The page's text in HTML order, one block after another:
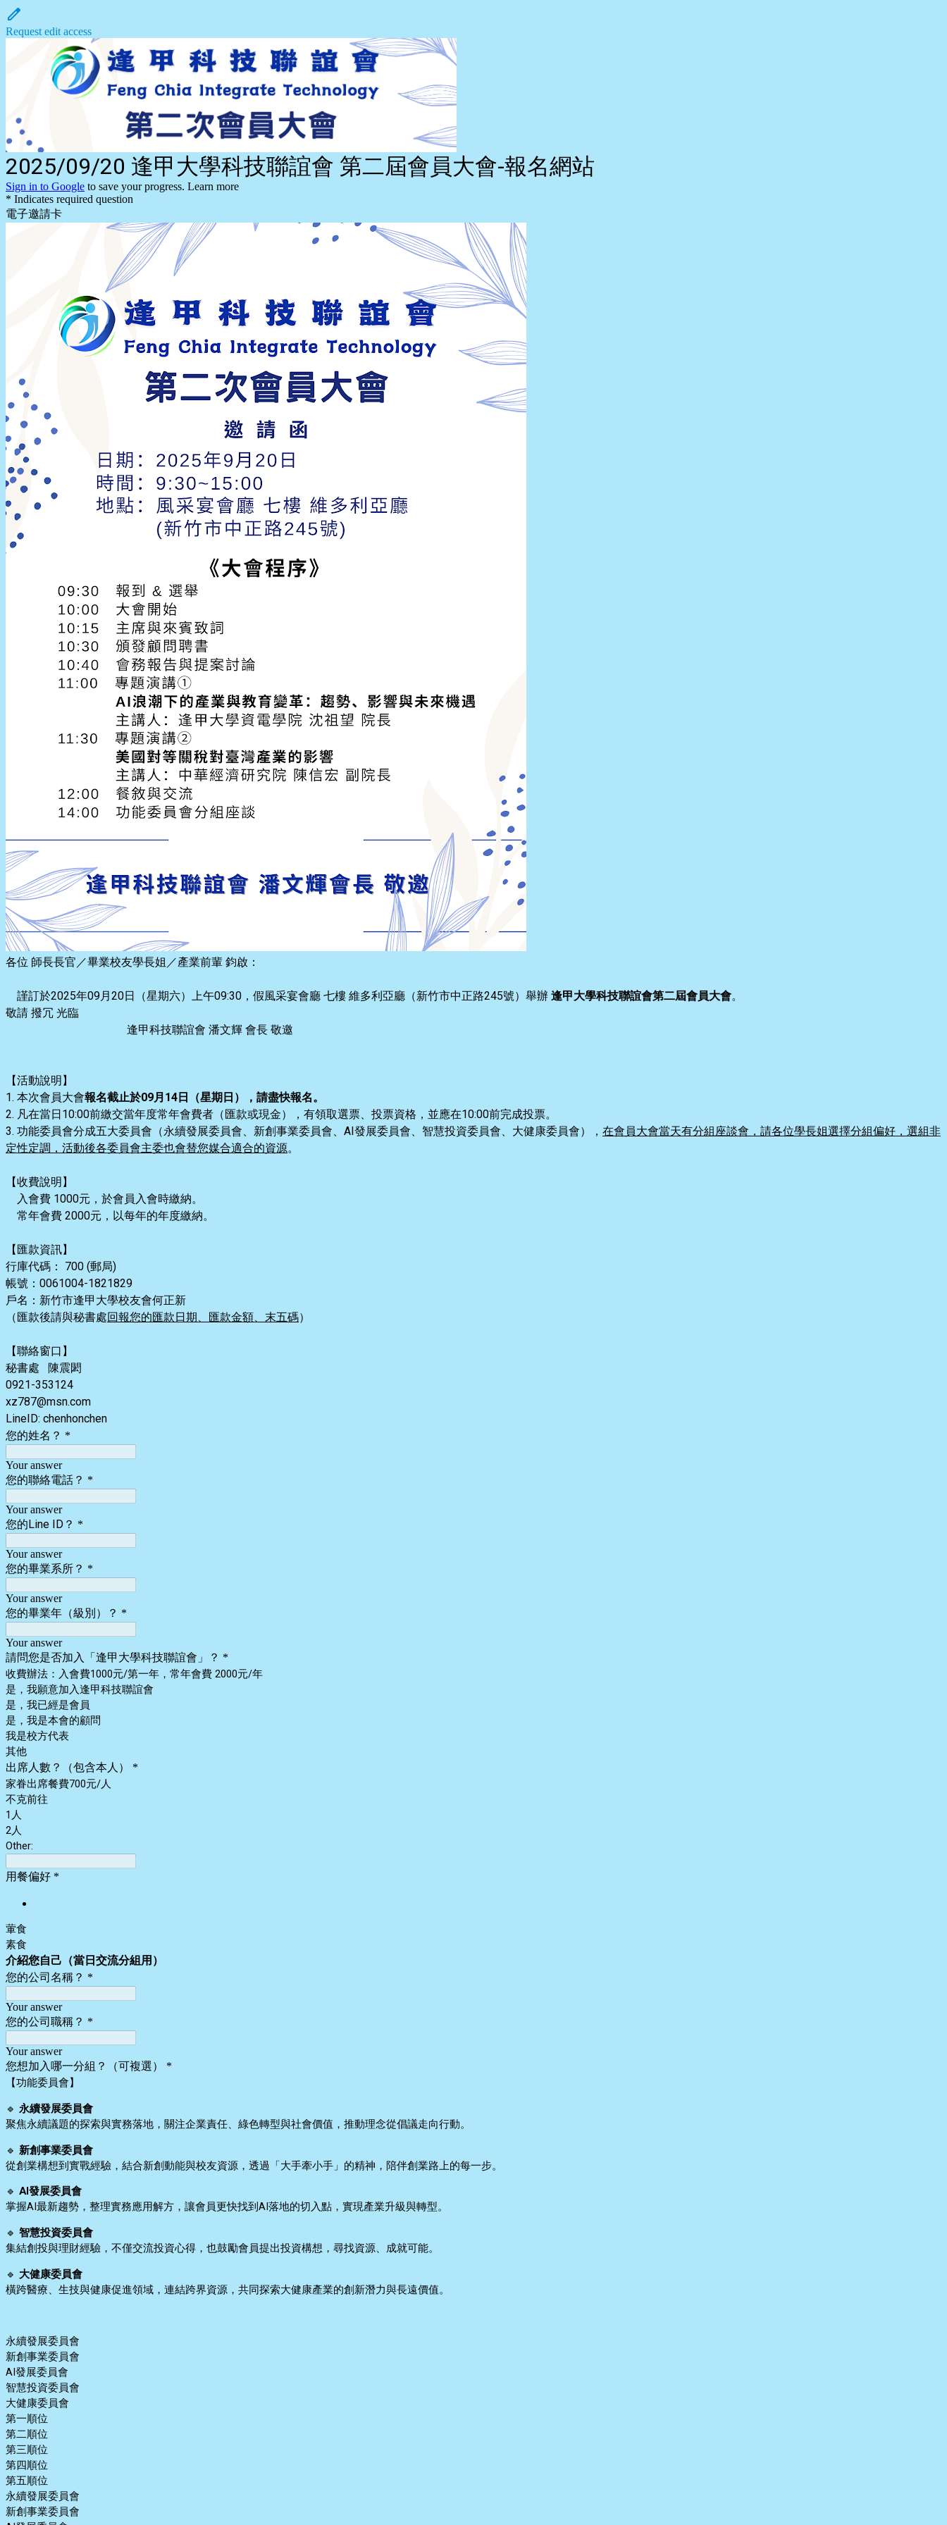
Request edit access
2025/09/20 逢甲大學科技聯誼會 第二屆會員大會-報名網站
Sign in to Google to save your progress. Learn more
* Indicates required question
電子邀請卡
各位 師長長官／畢業校友學長姐／產業前輩 鈞啟：
謹訂於2025年09月20日（星期六）上午09:30，假風采宴會廳 七樓 維多利亞廳（新竹市中正路245號）舉辦 逢甲大學科技聯誼會第二屆會員大會。
敬請 撥冗 光臨
逢甲科技聯誼會 潘文輝 會長 敬邀
【活動說明】
1. 本次會員大會報名截止於09月14日（星期日），請盡快報名。
2. 凡在當日10:00前繳交當年度常年會費者（匯款或現金），有領取選票、投票資格，並應在10:00前完成投票。
3. 功能委員會分成五大委員會（永續發展委員會、新創事業委員會、AI發展委員會、智慧投資委員會、大健康委員會）， 在會員大會當天有分組座談會，請各位學長姐選擇分組偏好，選組非
定性定調，活動後各委員會主委也會替您媒合適合的資源。
【收費說明】
入會費 1000元， 於會員入會時繳納。
常年會費 2000元，以每年的年度繳納。
【匯款資訊】
行庫代碼： 700 (郵局)
帳號：0061004-1821829
戶名：新竹市逢甲大學校友會何正新
（匯款後請與秘書處回報您的匯款日期、匯款金額、末五碼）
【聯絡窗口】
秘書處 陳震閎
0921-353124
xz787@msn.com
LineID: chenhonchen
您的姓名？ *
Your answer
您的聯絡電話？ *
Your answer
您的Line ID？ *
Your answer
您的畢業系所？ *
Your answer
您的畢業年（級別）？ *
Your answer
請問您是否加入「逢甲大學科技聯誼會」？ *
收費辦法：入會費1000元/第一年，常年會費 2000元/年
是，我願意加入逢甲科技聯誼會
是，我已經是會員
是，我是本會的顧問
我是校方代表
其他
出席人數？（包含本人） *
家眷出席餐費700元/人
不克前往
1人
2人
Other:
用餐偏好 *
葷食
素食
介紹您自己（當日交流分組用）
您的公司名稱？ *
Your answer
您的公司職稱？ *
Your answer
您想加入哪一分組？（可複選） *
【功能委員會】
🔹 永續發展委員會
聚焦永續議題的探索與實務落地，關注企業責任、綠色轉型與社會價值，推動理念從倡議走向行動。
🔹 新創事業委員會
從創業構想到實戰經驗，結合新創動能與校友資源，透過「大手牽小手」的精神，陪伴創業路上的每一步。
🔹 AI發展委員會
掌握AI最新趨勢，整理實務應用解方，讓會員更快找到AI落地的切入點，實現產業升級與轉型。
🔹 智慧投資委員會
集結創投與理財經驗，不僅交流投資心得，也鼓勵會員提出投資構想，尋找資源、成就可能。
🔹 大健康委員會
橫跨醫療、生技與健康促進領域，連結跨界資源，共同探索大健康產業的創新潛力與長遠價值。
永續發展委員會
新創事業委員會
AI發展委員會
智慧投資委員會
大健康委員會
第一順位
第二順位
第三順位
第四順位
第五順位
永續發展委員會
新創事業委員會